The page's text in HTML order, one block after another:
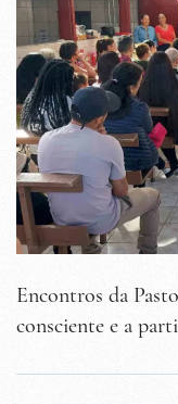
Encontros da
consciente e a